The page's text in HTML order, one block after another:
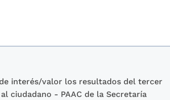
interés/valor los resultados del tercer
ciudadano - PAAC de la Secretaría